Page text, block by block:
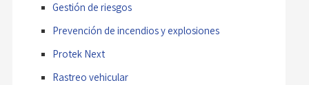
Gestión de riesgos
Prevención de incendios y explosiones
Protek Next
Rastreo vehicular